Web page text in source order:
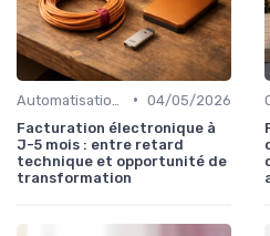
• 04/05/2026
Facturation électronique à
J-5 mois : entre retard
technique et opportunité de
transformation